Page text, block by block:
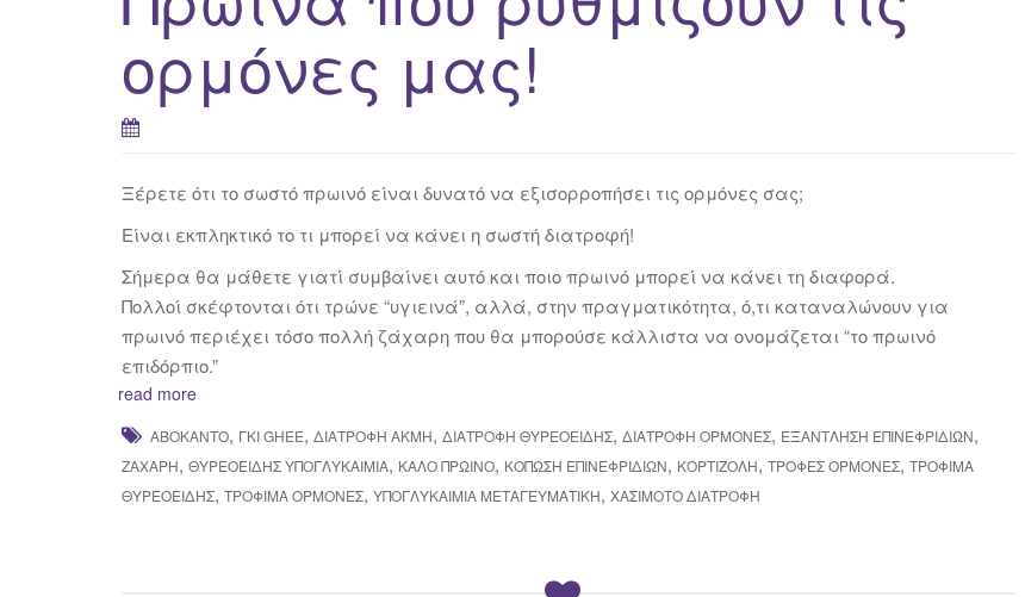
ορμόνες μας!
Ξέρετε ότι το σωστό πρωινό είναι δυνατό να εξισορροπήσει τις ορμόνες σας;
Είναι εκπληκτικό το τι μπορεί να κάνει η σωστή διατροφή!
Σήμερα θα μάθετε γιατί συμβαίνει αυτό και ποιο πρωινό μπορεί να κάνει τη διαφορά.
Πολλοί σκέφτονται ότι τρώνε “υγιεινά”, αλλά, στην πραγματικότητα, ό,τι καταναλώνουν για
πρωινό περιέχει τόσο πολλή ζάχαρη που θα μπορούσε κάλλιστα να ονομάζεται “το πρωινό
επιδόρπιο.”
read more
ΑΒΟΚΆΝΤΟ, ΓΚΙ GHEE, ΔΙΑΤΡΟΦΉ ΑΚΜΉ, ΔΙΑΤΡΟΦΉ ΘΥΡΕΟΕΙΔΉΣ, ΔΙΑΤΡΟΦΉ ΟΡΜΌΝΕΣ, ΕΞΆΝΤΛΗΣΗ ΕΠΙΝΕΦΡΙΔΊΩΝ,
ΖΆΧΑΡΗ, ΘΥΡΕΟΕΙΔΉΣ ΥΠΟΓΛΥΚΑΙΜΊΑ, ΚΑΛΌ ΠΡΩΙΝΌ, ΚΌΠΩΣΗ ΕΠΙΝΕΦΡΙΔΊΩΝ, ΚΟΡΤΙΖΌΛΗ, ΤΡΟΦΈΣ ΟΡΜΌΝΕΣ, ΤΡΌΦΙΜΑ
ΘΥΡΕΟΕΙΔΉΣ, ΤΡΌΦΙΜΑ ΟΡΜΌΝΕΣ, ΥΠΟΓΛΥΚΑΙΜΊΑ ΜΕΤΑΓΕΥΜΑΤΙΚΉ, ΧΑΣΙΜΌΤΟ ΔΙΑΤΡΟΦΉ